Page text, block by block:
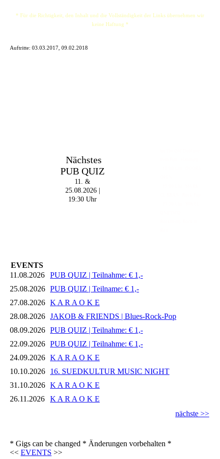
* Für die Richtigkeit, den Inhalt und die Vollständigkeit der Links übernehmen wir
keine Haftung *
Auftritte: 03.03.2017, 09.02.2018
Nächstes
PUB QUIZ
11. &
25.08.2026 |
19:30 Uhr
EVENTS
11.08.2026
PUB QUIZ | Teilnahme: € 1,-
25.08.2026 PUB QUIZ | Teilname: € 1,-
27.08.2026 K A R A O K E
28.08.2026 JAKOB & FRIENDS | Blues-Rock-Pop
08.09.2026 PUB QUIZ | Teilnahme: € 1,-
22.09.2026 PUB QUIZ | Teilnahme: € 1,-
24.09.2026 K A R A O K E
10.10.2026
16. SUEDKULTUR MUSIC NIGHT
31.10.2026 K A R A O K E
26.11.2026
K A R A O K E
nächste >>
* Gigs can be changed * Änderungen vorbehalten *
<< EVENTS >>